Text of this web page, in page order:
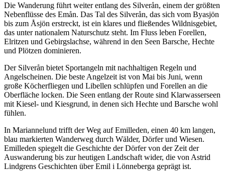
Die Wanderung führt weiter entlang des Silverån, einem der größten
Nebenflüsse des Emån. Das Tal des Silverån, das sich vom Byasjön
bis zum Åsjön erstreckt, ist ein klares und fließendes Wildnisgebiet,
das unter nationalem Naturschutz steht. Im Fluss leben Forellen,
Elritzen und Gebirgslachse, während in den Seen Barsche, Hechte
und Plötzen dominieren.
Der Silverån bietet Sportangeln mit nachhaltigen Regeln und
Angelscheinen. Die beste Angelzeit ist von Mai bis Juni, wenn
große Köcherfliegen und Libellen schlüpfen und Forellen an die
Oberfläche locken. Die Seen entlang der Route sind Klarwasserseen
mit Kiesel- und Kiesgrund, in denen sich Hechte und Barsche wohl
fühlen.
In Mariannelund trifft der Weg auf Emilleden, einen 40 km langen,
blau markierten Wanderweg durch Wälder, Dörfer und Wiesen.
Emilleden spiegelt die Geschichte der Dörfer von der Zeit der
Auswanderung bis zur heutigen Landschaft wider, die von Astrid
Lindgrens Geschichten über Emil i Lönneberga geprägt ist.